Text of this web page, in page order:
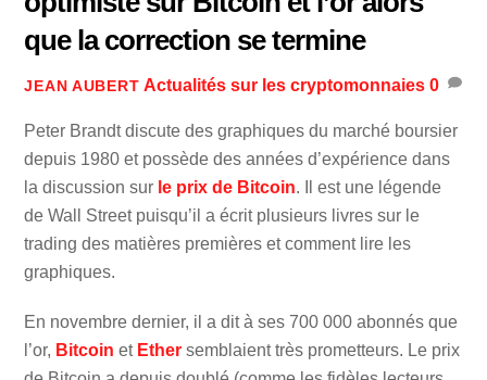
que la correction se termine
JEAN AUBERT Actualités sur les cryptomonnaies 0
Peter Brandt discute des graphiques du marché boursier
depuis 1980 et possède des années d’expérience dans
la discussion sur le prix de Bitcoin. Il est une légende
de Wall Street puisqu’il a écrit plusieurs livres sur le
trading des matières premières et comment lire les
graphiques.
En novembre dernier, il a dit à ses 700 000 abonnés que
l’or, Bitcoin et Ether semblaient très prometteurs. Le prix